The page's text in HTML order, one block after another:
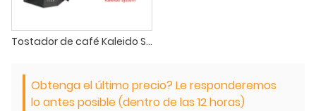
Tostador de café Kaleido Sniper M2 Standard tostador hottop
Obtenga el último precio? Le responderemos
lo antes posible (dentro de las 12 horas)